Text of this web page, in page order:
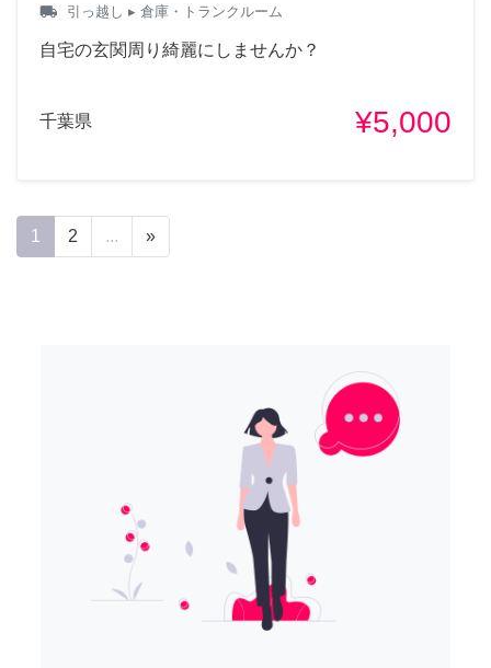
local_shipping 引っ越し ▸ 倉庫・トランクルーム
自宅の玄関周り綺麗にしませんか？
千葉県 ¥5,000
1 2 ... »